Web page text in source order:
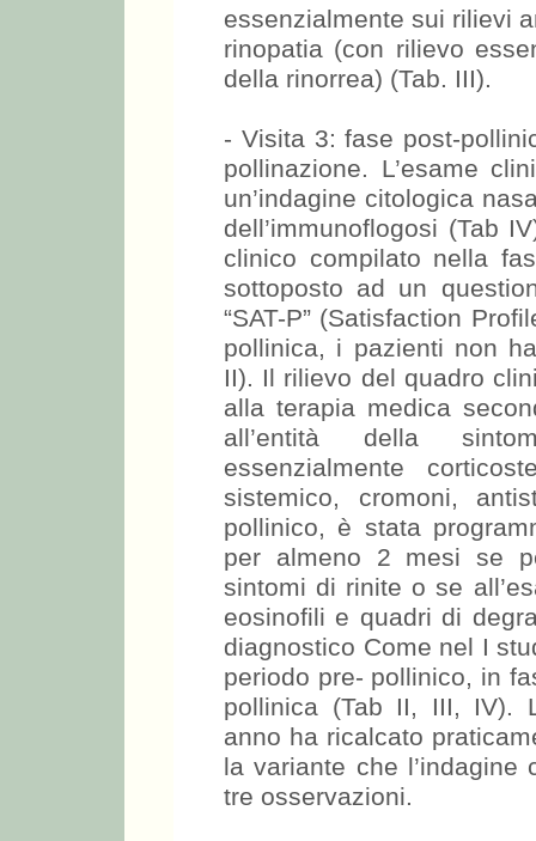
essenzialmente sui rilievi
rinopatia (con rilievo
della rinorrea) (Tab. III).
- Visita 3: fase post-
pollinazione. L’esame
un’indagine citologica
dell’immunoflogosi (Tab
clinico compilato nella
sottoposto ad un
“SAT-P” (Satisfaction
pollinica, i pazienti non
II). Il rilievo del quadro
alla terapia medica
all’entità della
essenzialmente
sistemico, cromoni,
pollinico, è stata
per almeno 2 mesi se
sintomi di rinite o se
eosinofili e quadri di
diagnostico Come nel I
periodo pre- pollinico, in
pollinica (Tab II, III, IV).
anno ha ricalcato
la variante che
tre osservazioni.